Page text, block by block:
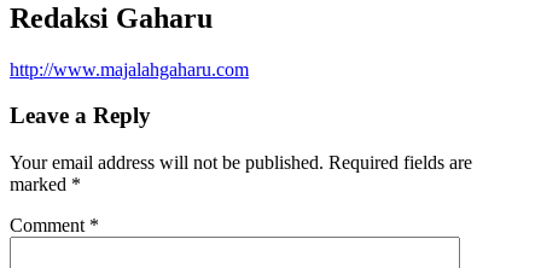
Redaksi Gaharu
http://www.majalahgaharu.com
Leave a Reply
Your email address will not be published. Required fields are
marked *
Comment *